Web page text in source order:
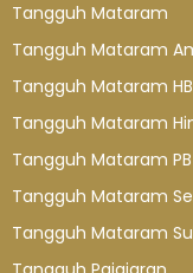
Tangguh Mataram
Tangguh Mataram
Tangguh Mataram
Tangguh Mataram
Tangguh Mataram
Tangguh Mataram
Tangguh Mataram